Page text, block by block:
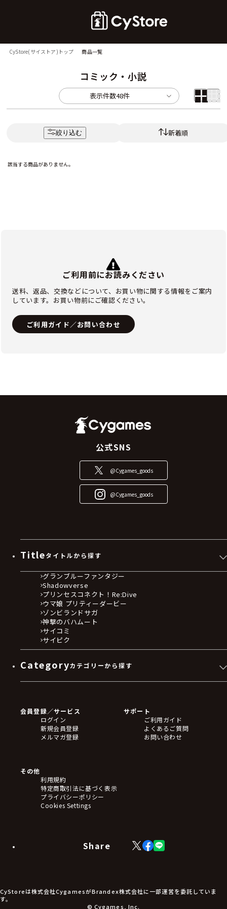
CyStore(サイストア)トップ 商品一覧
コミック・小説
表示件数48件
絞り込む 新着順
該当する商品がありません。
ご利用前にお読みください
送料、返品、交換などについて、お買い物に関する情報をご案内
しています。お買い物前にご確認ください。
ご利用ガイド／お問い合わせ
公式SNS
@Cygames_goods
@Cygames_goods
Titleタイトルから探す
グランブルーファンタジー
Shadowverse
プリンセスコネクト！Re:Dive
ウマ娘 プリティーダービー
ゾンビランドサガ
神撃のバハムート
サイコミ
サイピク
Categoryカテゴリーから探す
フィギュア
アクリルスタンド
バッジ
キーホルダー・ストラップ
ステッカー・シール・カード
タペストリー・ポスター
アームサポーター
ブレードホルダー
食品・飲料品
アパレル小物
アクセサリー
会員登録／サービス
ログイン
新規会員登録
メルマガ登録
サポート
ご利用ガイド
よくあるご質問
お問い合わせ
その他
利用規約
特定商取引法に基づく表示
プライバシーポリシー
Cookies Settings
Share
X
(Twitter)
Facebook
LINE
CyStoreは株式会社CygamesがBrandex株式会社に一部運営を委託していま
す。
© Cygames, Inc.